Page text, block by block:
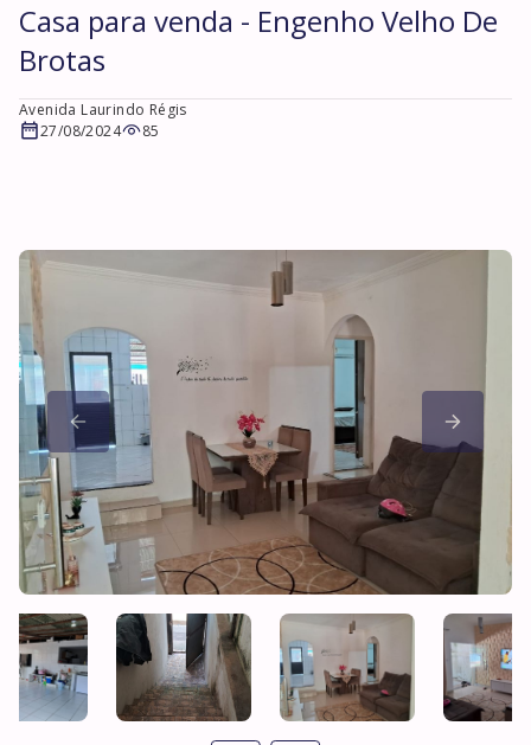
Casa para venda - Engenho Velho De
Brotas
Avenida Laurindo Régis
27/08/2024
85